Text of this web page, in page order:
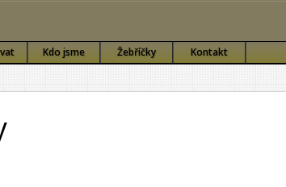
Kdo jsme Žebříčky Kontakt